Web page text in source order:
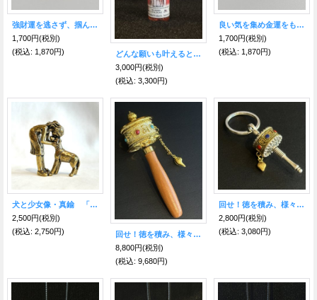
強財運を逃さず、掴んで離さない！銭乗り虎・真鍮
1,700円(税別)
(税込: 1,870円)
どんな願いも叶えるといわれる！サンタ・ムエルテ★スーパーオイルA
3,000円(税別)
(税込: 3,300円)
良い気を集め金運をもたらす！蛙と亀 置物・真鍮
1,700円(税別)
(税込: 1,870円)
犬と少女像・真鍮 「愛と平和」
2,500円(税別)
(税込: 2,750円)
回せ！徳を積み、様々な幸福を呼び寄せる◎チベット密教の法具・金色マニ車
8,800円(税別)
(税込: 9,680円)
回せ！徳を積み、様々な幸福を呼び寄せる◎チベット密教の法具マニ車KH
2,800円(税別)
(税込: 3,080円)